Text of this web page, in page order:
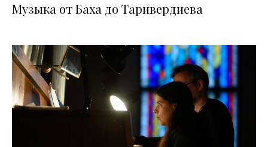
Музыка от Баха до Таривердиева